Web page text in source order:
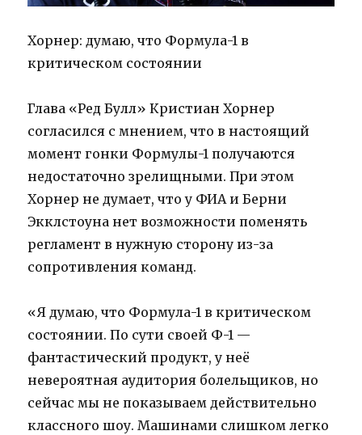
Хорнер: думаю, что Формула-1 в
критическом состоянии
Глава «Ред Булл» Кристиан Хорнер
согласился с мнением, что в настоящий
момент гонки Формулы-1 получаются
недостаточно зрелищными. При этом
Хорнер не думает, что у ФИА и Берни
Экклстоуна нет возможности поменять
регламент в нужную сторону из-за
сопротивления команд.
«Я думаю, что Формула-1 в критическом
состоянии. По сути своей Ф-1 —
фантастический продукт, у неё
невероятная аудитория болельщиков, но
сейчас мы не показываем действительно
классного шоу. Машинами слишком легко